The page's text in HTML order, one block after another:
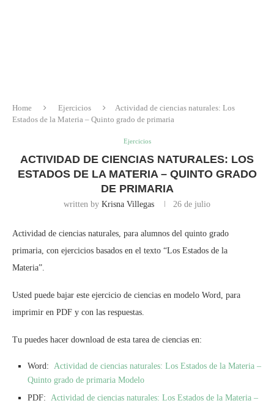
Home Ejercicios
Actividad de ciencias naturales: Los
Estados de la Materia – Quinto grado de primaria
Ejercicios
ACTIVIDAD DE CIENCIAS NATURALES: LOS
ESTADOS DE LA MATERIA – QUINTO GRADO
DE PRIMARIA
written by Krisna Villegas 26 de julio
Actividad de ciencias naturales, para alumnos del quinto grado
primaria, con ejercicios basados en el texto “Los Estados de la
Materia”.
Usted puede bajar este ejercicio de ciencias en modelo Word, para
imprimir en PDF y con las respuestas.
Tu puedes hacer download de esta tarea de ciencias en:
Word: Actividad de ciencias naturales: Los Estados de la Materia –
Quinto grado de primaria Modelo
PDF: Actividad de ciencias naturales: Los Estados de la Materia –